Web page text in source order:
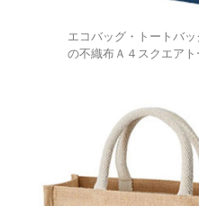
エコバッグ・トートバッ
の不織布Ａ４スクエアト